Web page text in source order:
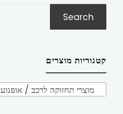
Search
קטגוריות מוצרים
מוצרי תחזוקה לרכב / אופנוע